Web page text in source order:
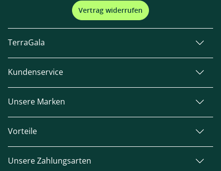
Vertrag widerrufen
TerraGala
Kundenservice
Unsere Marken
Vorteile
Unsere Zahlungsarten